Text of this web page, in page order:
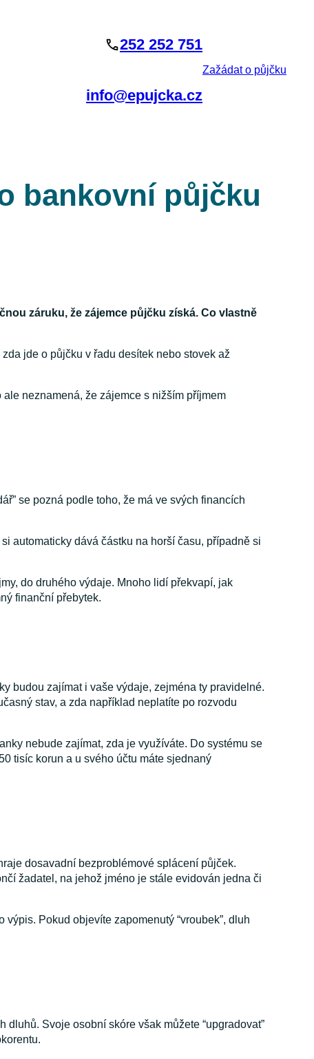
252 252 751
info@epujcka.cz
Zažádat o půjčku
bankovní půjčku
záruku, že zájemce půjčku získá. Co vlastně
jde o půjčku v řadu desítek nebo stovek až
neznamená, že zájemce s nižším příjmem
se pozná podle toho, že má ve svých financích
automaticky dává částku na horší času, případně si
do druhého výdaje. Mnoho lidí překvapí, jak
finanční přebytek.
budou zajímat i vaše výdaje, zejména ty pravidelné.
stav, a zda například neplatíte po rozvodu
nebude zajímat, zda je využíváte. Do systému se
tisíc korun a u svého účtu máte sjednaný
dosavadní bezproblémové splácení půjček.
žadatel, na jehož jméno je stále evidován jedna či
Pokud objevíte zapomenutý “vroubek”, dluh
Svoje osobní skóre však můžete “upgradovat”